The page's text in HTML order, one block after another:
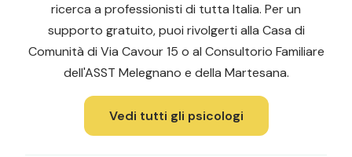
ricerca a professionisti di tutta Italia. Per un
supporto gratuito, puoi rivolgerti alla Casa di
Comunità di Via Cavour 15 o al Consultorio Familiare
dell'ASST Melegnano e della Martesana.
Vedi tutti gli psicologi